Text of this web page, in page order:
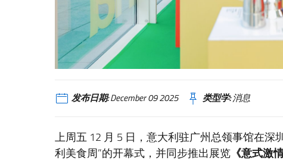
发布日期:December 09 2025 类型学:消息
上周五 12 月 5 日，意大利驻广州总领事馆在
利美食周”的开幕式，并同步推出展览 《意式激